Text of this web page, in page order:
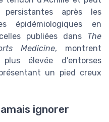
après les
épidémiologiques en
publiées dans The
Medicine, montrent
élevée d’entorses
un pied creux
ignorer